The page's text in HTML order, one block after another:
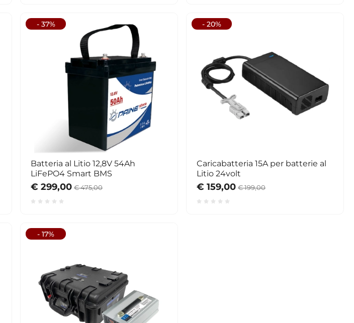
- 37%
Batteria al Litio 12,8V 54Ah
LiFePO4 Smart BMS
€ 299,00 € 475,00
- 20%
Caricabatteria 15A per batterie al
Litio 24volt
€ 159,00 € 199,00
- 17%